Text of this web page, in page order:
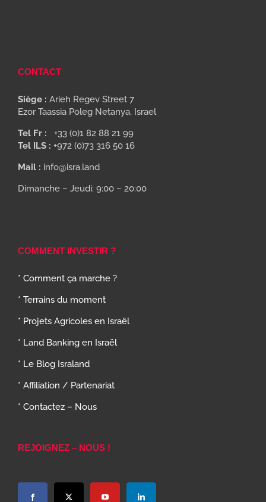
CONTACT
Siège : Arieh Regev Street 7
Ezor Taassia Poleg Netanya, Israel
Tel Fr : +33 (0)1 82 88 21 99
Tel ILS : +972 (0)73 316 50 16
Mail : info@isra.land
Dimanche – Jeudi: 9:00 – 20:00
COMMENT INVESTIR ?
* Comment ça marche ?
* Terrains du moment
* Projets Agricoles en Israël
* Land Banking en Israël
* Le Blog Israland
* Affiliation / Partenariat
* Contactez – Nous
REJOIGNEZ – NOUS !